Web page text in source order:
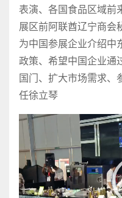
表演、各国食品区域前
展区前阿联酋辽宁商会
为中国参展企业介绍中
政策、希望中国企业通
国门、扩大市场需求、
任徐立琴
视
播
放
器